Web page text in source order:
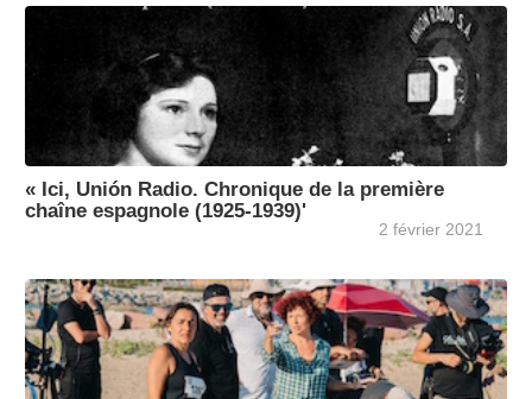
« Ici, Unión Radio. Chronique de la première
chaîne espagnole (1925-1939)'
2 février 2021